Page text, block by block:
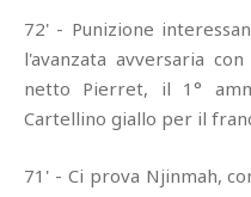
72' - Punizione
l'avanzata avversaria
netto Pierret, il 1°
Cartellino giallo per il
71' - Ci prova Njinmah,